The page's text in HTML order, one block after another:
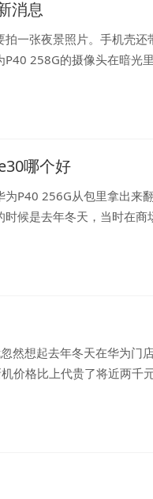
消息
一张夜景照片。手机壳还
258G的摄像头在暗光
哪个好
P40 256G从包里拿出来
候是去年冬天，当时在商
然想起去年冬天在华为门
价格比上代贵了将近两千